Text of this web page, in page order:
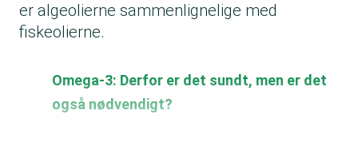
er algeolierne sammenlignelige med
fiskeolierne.
Omega-3: Derfor er det sundt, men er det
også nødvendigt?